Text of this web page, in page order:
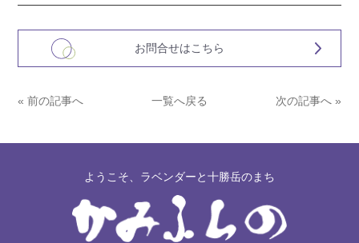
お問合せはこちら
« 前の記事へ 一覧へ戻る 次の記事へ »
ようこそ、ラベンダーと十勝岳のまち